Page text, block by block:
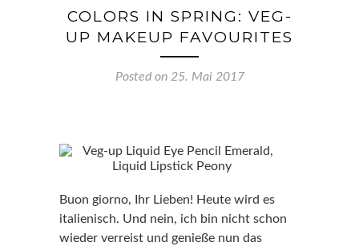
COLORS IN SPRING: VEG-
UP MAKEUP FAVOURITES
Posted on 25. Mai 2017
Buon giorno, Ihr Lieben! Heute wird es
italienisch. Und nein, ich bin nicht schon
wieder verreist und genieße nun das